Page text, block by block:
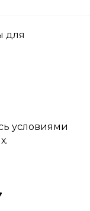
для
условиями